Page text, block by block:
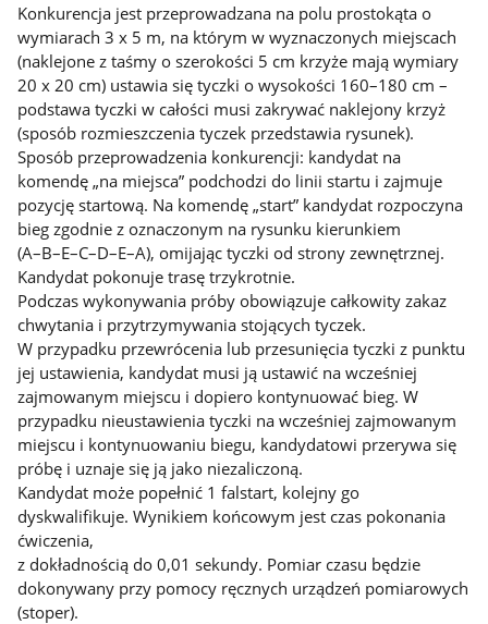
Konkurencja jest przeprowadzana na polu prostokąta o
wymiarach 3 x 5 m, na którym w wyznaczonych miejscach
(naklejone z taśmy o szerokości 5 cm krzyże mają wymiary
20 x 20 cm) ustawia się tyczki o wysokości 160–180 cm –
podstawa tyczki w całości musi zakrywać naklejony krzyż
(sposób rozmieszczenia tyczek przedstawia rysunek).
Sposób przeprowadzenia konkurencji: kandydat na
komendę „na miejsca” podchodzi do linii startu i zajmuje
pozycję startową. Na komendę „start” kandydat rozpoczyna
bieg zgodnie z oznaczonym na rysunku kierunkiem
(A–B–E–C–D–E–A), omijając tyczki od strony zewnętrznej.
Kandydat pokonuje trasę trzykrotnie.
Podczas wykonywania próby obowiązuje całkowity zakaz
chwytania i przytrzymywania stojących tyczek.
W przypadku przewrócenia lub przesunięcia tyczki z punktu
jej ustawienia, kandydat musi ją ustawić na wcześniej
zajmowanym miejscu i dopiero kontynuować bieg. W
przypadku nieustawienia tyczki na wcześniej zajmowanym
miejscu i kontynuowaniu biegu, kandydatowi przerywa się
próbę i uznaje się ją jako niezaliczoną.
Kandydat może popełnić 1 falstart, kolejny go
dyskwalifikuje. Wynikiem końcowym jest czas pokonania
ćwiczenia,
z dokładnością do 0,01 sekundy. Pomiar czasu będzie
dokonywany przy pomocy ręcznych urządzeń pomiarowych
(stoper).